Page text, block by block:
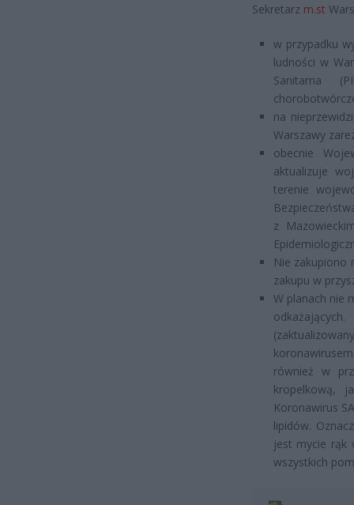
Sekretarz m.st
w przypadku
ludności w
Sanitarna
na
Warszawy
obecnie
aktualizuje
terenie
z
Nie zakupiono
zakupu w
W planach nie
również w
kropelkową,
Koronawirus
lipidów.
jest mycie rąk
wszystkich